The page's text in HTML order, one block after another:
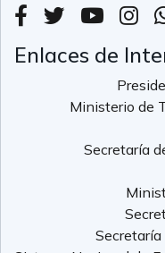
Enlaces de
Ministerio de
Secretaría